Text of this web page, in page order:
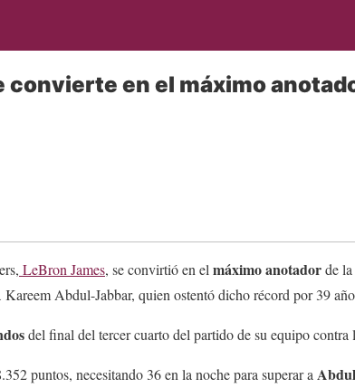
convierte en el máximo
LeBron James, se convirtió en el máximo anotadorde
Abdul-Jabbar, quien ostentó dicho récord por 39
del final del tercer cuarto del partido de su equipo
puntos, necesitando 36 en la noche para superar a